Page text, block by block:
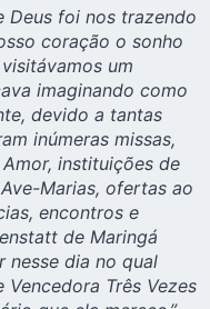
Deus foi nos trazendo
coração o sonho
um
imaginando como
devido a tantas
inúmeras missas,
instituições de
Marias, ofertas ao
encontros e
de Maringá
nesse dia no qual
Vencedora Três Vezes